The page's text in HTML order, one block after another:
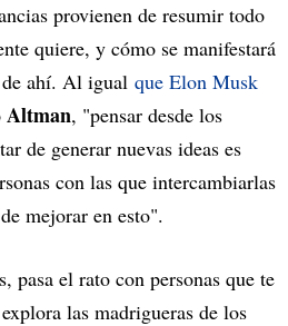
provienen de resumir todo
quiere, y cómo se manifestará
ahí. Al igual que Elon Musk
Altman, "pensar desde los
de generar nuevas ideas es
con las que intercambiarlas
mejorar en esto".
pasa el rato con personas que te
las madrigueras de los